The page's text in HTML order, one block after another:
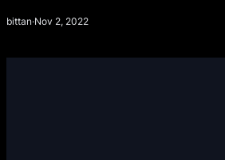
bittan·Nov 2, 2022